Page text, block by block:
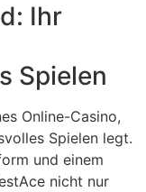
Ihr
Spielen
Online-Casino,
Spielen legt.
und einem
nicht nur